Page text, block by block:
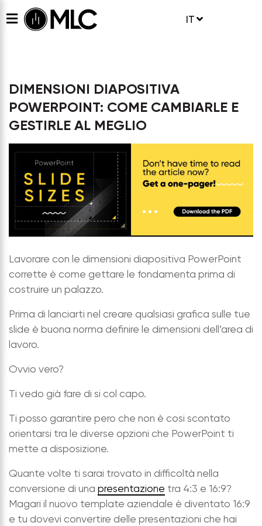
IT
DIMENSIONI DIAPOSITIVA
POWERPOINT: COME CAMBIARLE E
GESTIRLE AL MEGLIO
Lavorare con le dimensioni diapositiva PowerPoint
corrette è come gettare le fondamenta prima di
costruire un palazzo.
Prima di lanciarti nel creare qualsiasi grafica sulle tue
slide è buona norma definire le dimensioni dell’area di
lavoro.
Ovvio vero?
Ti vedo già fare di si col capo.
Ti posso garantire pero che non è cosi scontato
orientarsi tra le diverse opzioni che PowerPoint ti
mette a disposizione.
Quante volte ti sarai trovato in difficoltà nella
conversione di una presentazione tra 4:3 e 16:9?
Magari il nuovo template aziendale è diventato 16:9
e tu dovevi convertire delle presentazioni che hai